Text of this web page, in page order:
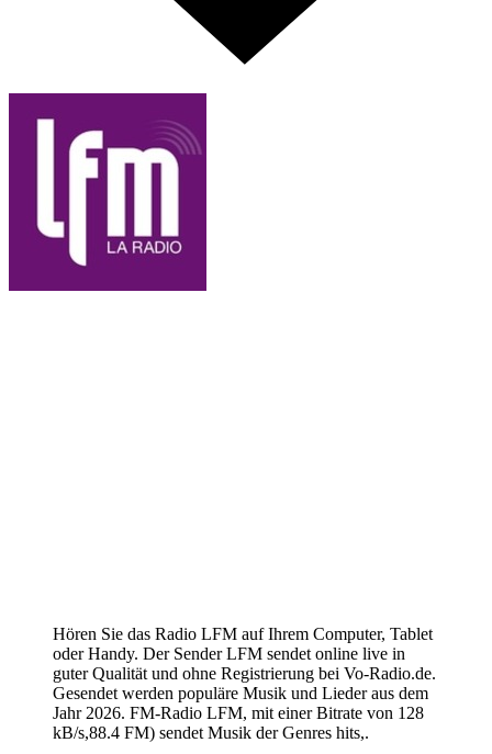
Hören Sie das Radio LFM auf Ihrem Computer, Tablet
oder Handy. Der Sender LFM sendet online live in
guter Qualität und ohne Registrierung bei Vo-Radio.de.
Gesendet werden populäre Musik und Lieder aus dem
Jahr 2026. FM-Radio LFM, mit einer Bitrate von 128
kB/s,88.4 FM) sendet Musik der Genres hits,.